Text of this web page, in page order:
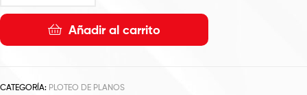
Añadir al carrito
CATEGORÍA: PLOTEO DE PLANOS